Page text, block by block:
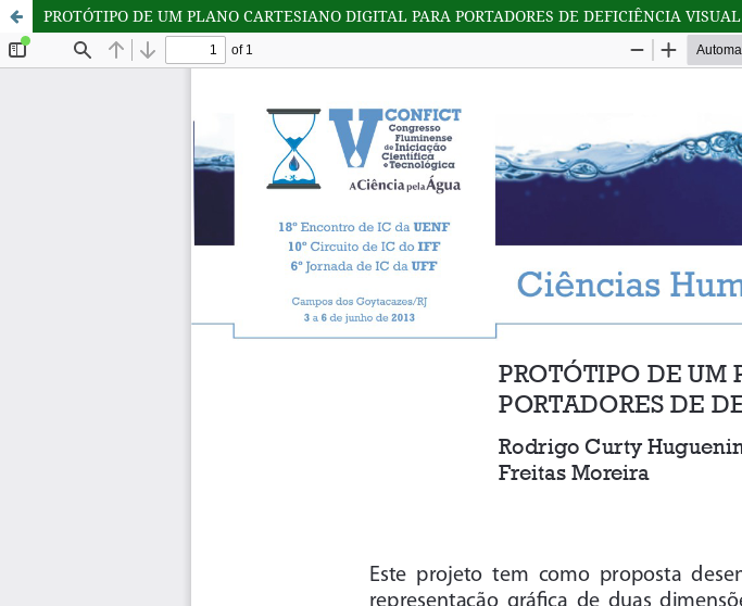
PROTÓTIPO DE UM PLANO CARTESIANO DIGITAL PARA PORTADORES DE DEFICIÊNCIA VISUAL